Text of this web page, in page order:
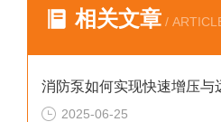
相关文章 /
2025-06-25